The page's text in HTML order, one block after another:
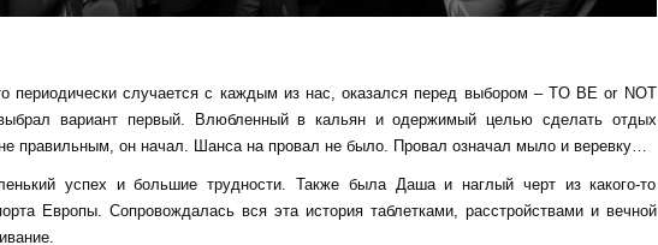
периодически случается с каждым из нас, оказался перед выбором – TO BE or NOT
вариант первый. Влюбленный в кальян и одержимый целью сделать отдых
правильным, он начал. Шанса на провал не было. Провал означал мыло и веревку…
успех и большие трудности. Также была Даша и наглый черт из какого-то
Европы. Сопровождалась вся эта история таблетками, расстройствами и вечной